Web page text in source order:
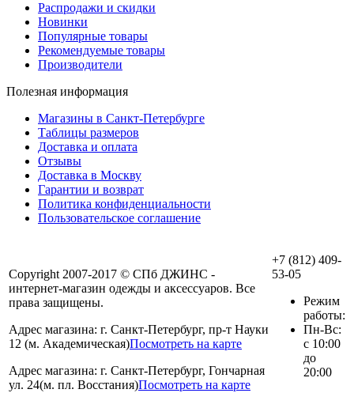
Распродажи и скидки
Новинки
Популярные товары
Рекомендуемые товары
Производители
Полезная информация
Магазины в Санкт-Петербурге
Таблицы размеров
Доставка и оплата
Отзывы
Доставка в Москву
Гарантии и возврат
Политика конфиденциальности
Пользовательское соглашение
Copyright 2007-2017 © СПб ДЖИНС -
интернет-магазин одежды и аксессуаров. Все
права защищены.
Адрес магазина: г. Санкт-Петербург, пр-т Науки
12 (м. Академическая)Посмотреть на карте
Адрес магазина: г. Санкт-Петербург, Гончарная
ул. 24(м. пл. Восстания)Посмотреть на карте
+7 (812) 409-
53-05
Режим
работы:
Пн-Вс:
с 10:00
до
20:00